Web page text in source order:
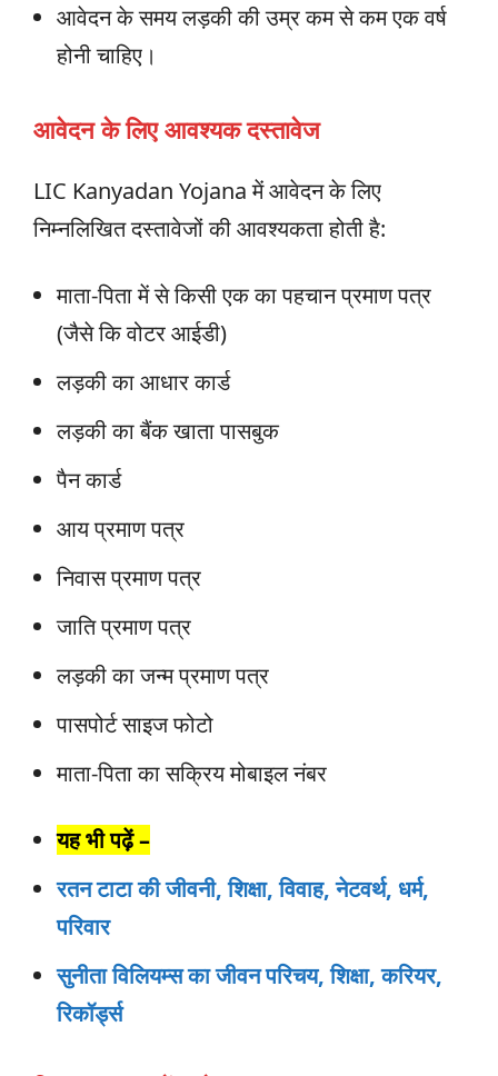
आवेदन के समय लड़की की उम्र कम से कम एक वर्ष
होनी चाहिए।
आवेदन के लिए आवश्यक दस्तावेज
LIC Kanyadan Yojana में आवेदन के लिए
निम्नलिखित दस्तावेजों की आवश्यकता होती है:
माता-पिता में से किसी एक का पहचान प्रमाण पत्र
(जैसे कि वोटर आईडी)
लड़की का आधार कार्ड
लड़की का बैंक खाता पासबुक
पैन कार्ड
आय प्रमाण पत्र
निवास प्रमाण पत्र
जाति प्रमाण पत्र
लड़की का जन्म प्रमाण पत्र
पासपोर्ट साइज फोटो
माता-पिता का सक्रिय मोबाइल नंबर
यह भी पढ़ें –
रतन टाटा की जीवनी, शिक्षा, विवाह, नेटवर्थ, धर्म,
परिवार
सुनीता विलियम्स का जीवन परिचय, शिक्षा, करियर,
रिकॉर्ड्स